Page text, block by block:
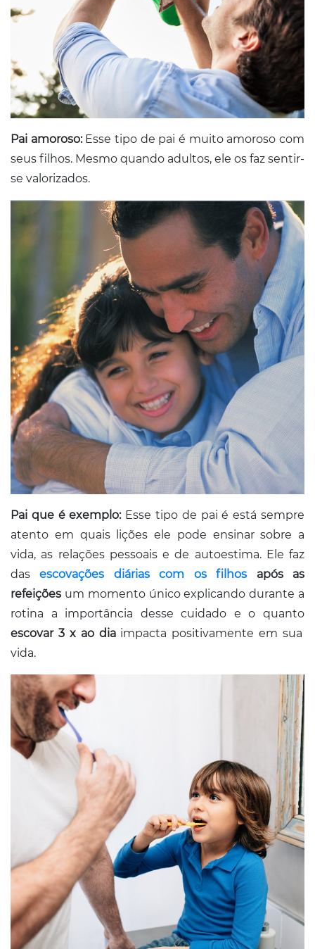
Pai amoroso: Esse tipo de pai é muito amoroso com
seus filhos. Mesmo quando adultos, ele os faz sentir-
se valorizados.
Pai que é exemplo:Esse tipo de pai é está sempre
atento em quais lições ele pode ensinar sobre a
vida, as relações pessoais e de autoestima. Ele faz
dasescovações diárias com os filhos
após as
refeições um momento único explicando durante a
rotina a importância desse cuidado e o quanto
escovar 3 x ao dia impacta positivamente em sua
vida.